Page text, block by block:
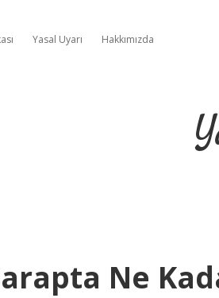
Yasal Uyarı Hakkımızda
Ne